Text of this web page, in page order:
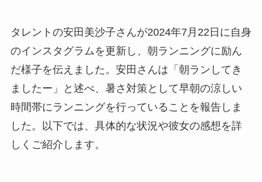
タレントの安田美沙子さんが2024年7月22日に自身
のインスタグラムを更新し、朝ランニングに励ん
だ様子を伝えました。安田さんは「朝ランしてき
ましたー」と述べ、暑さ対策として早朝の涼しい
時間帯にランニングを行っていることを報告しま
した。以下では、具体的な状況や彼女の感想を詳
しくご紹介します。